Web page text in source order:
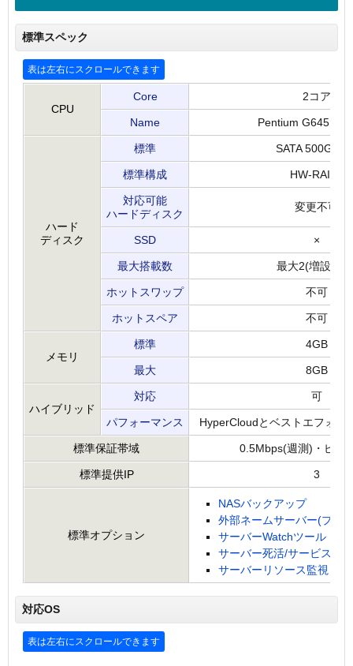
標準スペック
CPU
Core 2コア
Name Pentium G645
ハード
ディスク
標準 SATA 500GB ×
標準構成 HW-RAID1
対応可能
ハードディスク
変更不可
SSD ×
最大搭載数 最大2(増設不
ホットスワップ 不可
ホットスペア 不可
メモリ
標準 4GB
最大 8GB
ハイブリッド
対応 可
パフォーマンス HyperCloudとベストエフォー
標準保証帯域 0.5Mbps(週測)・ピー
標準提供IP 3
標準オプション
NASバックアップ
外部ネームサーバー(プラ
サーバーWatchツール
サーバー死活/サービス
サーバーリソース監視
対応OS